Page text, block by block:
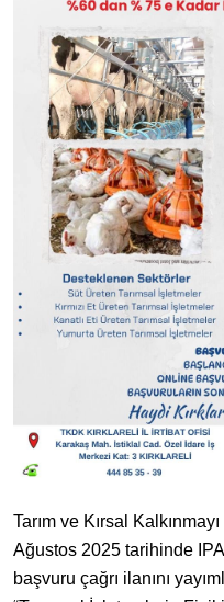
Tarım ve Kırsal
Ağustos 2025 tarihinde
başvuru çağrı ilanını